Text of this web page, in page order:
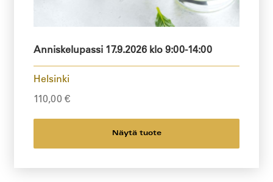
Anniskelupassi 17.9.2026 klo 9:00-14:00
Helsinki
110,00 €
Näytä tuote